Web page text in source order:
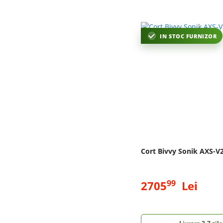
IN STOC FURNIZOR
Cort Bivvy Sonik AXS-
270599 Lei